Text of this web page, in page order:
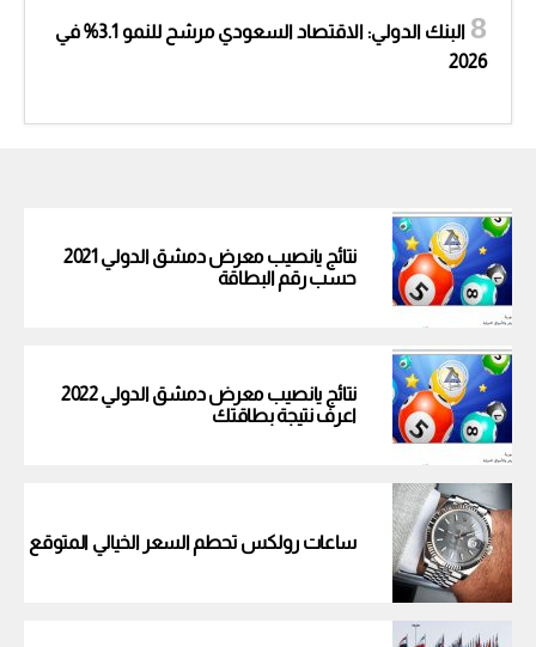
البنك الدولي: الاقتصاد السعودي مرشح للنمو 3.1% في
2026
نتائج يانصيب معرض دمشق الدولي 2021
حسب رقم البطاقة
نتائج يانصيب معرض دمشق الدولي 2022
اعرف نتيجة بطاقتك
ساعات رولكس تحطم السعر الخيالي المتوقع